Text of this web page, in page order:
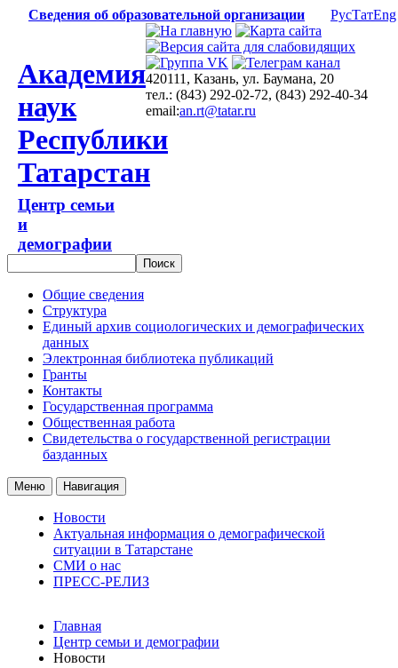
Сведения об образовательной организации РусТатEng
Академия
наук
Республики
Татарстан
Центр семьи
и
демографии
420111, Казань, ул. Баумана, 20
тел.: (843) 292-02-72, (843) 292-40-34
email:an.rt@tatar.ru
Общие сведения
Структура
Единый архив социологических и демографических
данных
Электронная библиотека публикаций
Гранты
Контакты
Государственная программа
Общественная работа
Свидетельства о государственной регистрации
базданных
Меню Навигация
Новости
Актуальная информация о демографической
ситуации в Татарстане
СМИ о нас
ПРЕСС-РЕЛИЗ
Главная
Центр семьи и демографии
Новости